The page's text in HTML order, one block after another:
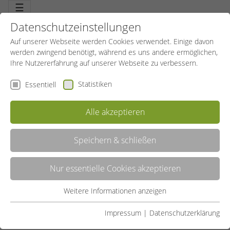
☰
LISTE
Datenschutzeinstellungen
Auf unserer Webseite werden Cookies verwendet. Einige davon
werden zwingend benötigt, während es uns andere ermöglichen,
Ihre Nutzererfahrung auf unserer Webseite zu verbessern.
Essentiell Statistiken
Alle akzeptieren
Speichern & schließen
Nur essentielle Cookies akzeptieren
Essentielle Cookies werden für grundlegende Funktionen der
Weitere Informationen anzeigen
Impressum | Datenschutzerklärung